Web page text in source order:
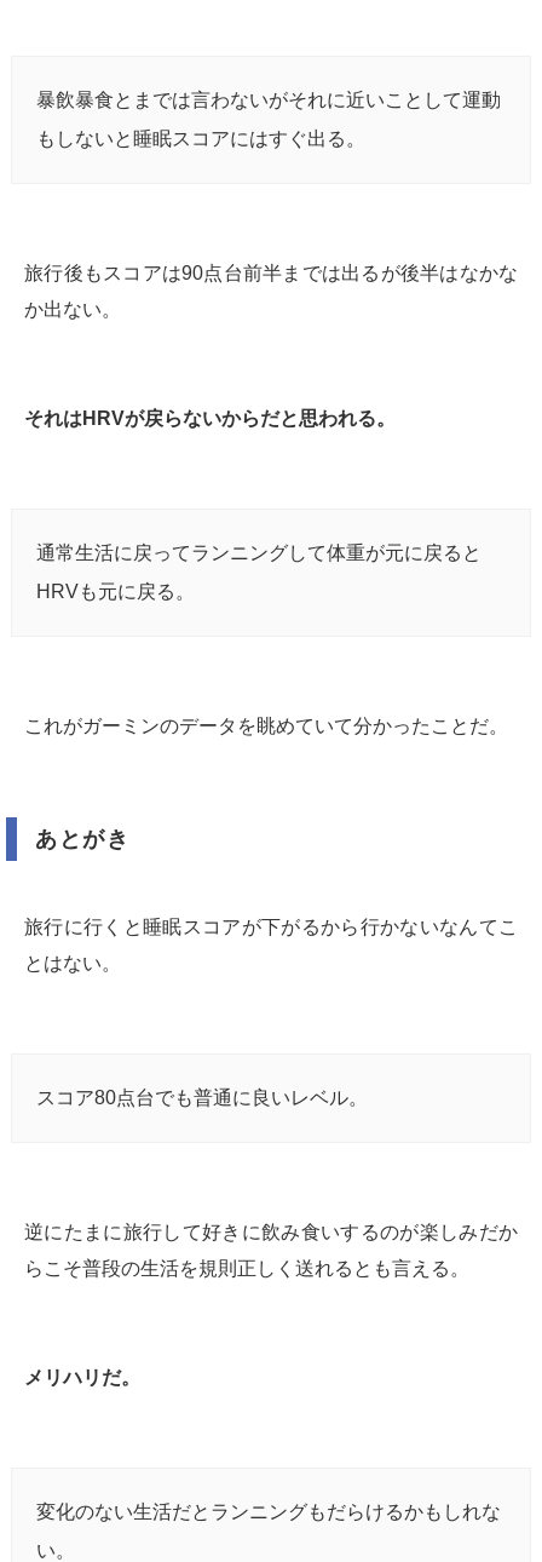
暴飲暴食とまでは言わないがそれに近いことして運動
もしないと睡眠スコアにはすぐ出る。
旅行後もスコアは90点台前半までは出るが後半はなかな
か出ない。
それはHRVが戻らないからだと思われる。
通常生活に戻ってランニングして体重が元に戻ると
HRVも元に戻る。
これがガーミンのデータを眺めていて分かったことだ。
あとがき
旅行に行くと睡眠スコアが下がるから行かないなんてこ
とはない。
スコア80点台でも普通に良いレベル。
逆にたまに旅行して好きに飲み食いするのが楽しみだか
らこそ普段の生活を規則正しく送れるとも言える。
メリハリだ。
変化のない生活だとランニングもだらけるかもしれな
い。